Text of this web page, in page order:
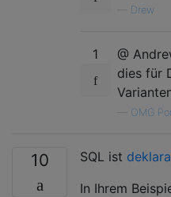
Drew
1
@
dies für
OMG
10 SQL ist
In Ihrem